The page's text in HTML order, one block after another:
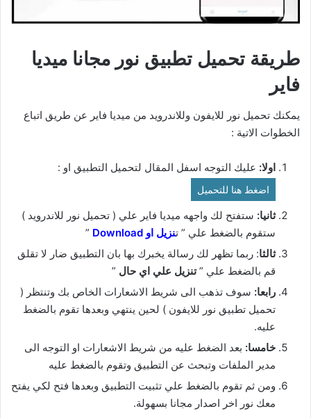
طريقة تحميل تطبيق نور مجانا ميديا
فاير
يمكنك تحميل نور للايفون وللاندرويد من ميديا فاير عن طريق اتباع
الخطوات الاتية :
اولا: عليك التوجه اسفل المقال لتحميل التطبيق او :
اضغط هنا للتحميل
ثانيا: ستفتح لك واجهه ميديا فاير علي ( تحميل نور للاندرويد )
ستقوم بالضغط علي ” تنزيل او Download
”
ثالثا: ربما تظهر لك رسالة يخبرك بها بان التطبيق ضار لا تقلق
قم بالضغط علي ”تنزيل علي اي حال ”
رابعا: سوف تذهب الى شريط الاشعارات الخاص بك وتنتظر (
تحميل تطبيق نور للايفون ) لحين ينتهي وبعدها تقوم بالضغط
عليه.
خامسا: بعد الضغط عليه من شريط الاشعارات او التوجه الى
مدير الملفات وتبحث عن التطبيق وتقوم بالضغط عليه
ومن ثم تقوم بالضغط علي تثبيت التطبيق وبعدها فتح لكي يفتح
معك نور اخر اصدار مجانا بسهولة.